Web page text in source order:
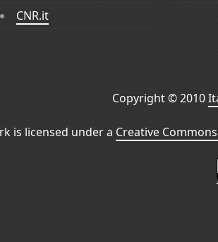
CNR.it
Copyright © 2010
is licensed under a Creative